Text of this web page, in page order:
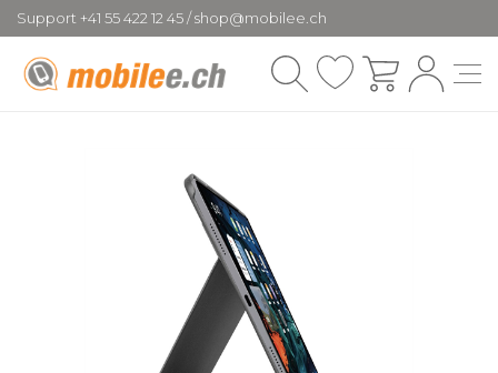
Support +41 55 422 12 45 / shop@mobilee.ch